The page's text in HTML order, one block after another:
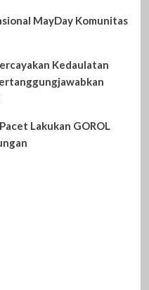
MayDay Komunitas
Kedaulatan
Lakukan GOROL